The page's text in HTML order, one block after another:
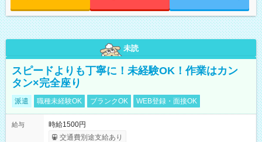
未読
スピードよりも丁寧に！未経験OK！作業はカン
タン×完全座り
派遣 職種未経験OK ブランクOK WEB登録・面接OK
給与
時給1500円
交通費別途支給あり